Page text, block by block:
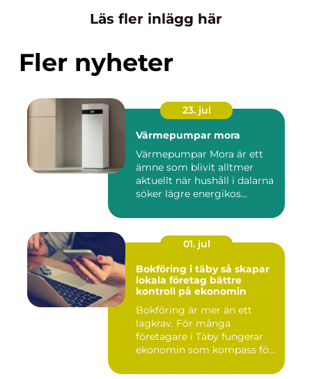
Läs fler inlägg här
Fler nyheter
23. jul
Värmepumpar mora
Värmepumpar Mora är ett
ämne som blivit alltmer
aktuellt när hushåll i dalarna
söker lägre energikos...
01. jul
Bokföring i täby så skapar
lokala företag bättre
kontroll på ekonomin
Bokföring är mer än ett
lagkrav. För många
företagare i Täby fungerar
ekonomin som kompass för